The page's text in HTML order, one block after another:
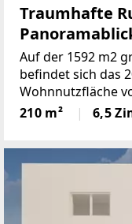
Traumhafte
Auf der 1592 m2
befindet sich das
Wohnnutzfläche
Fensterspenden
mehreren
210 m² 6,5